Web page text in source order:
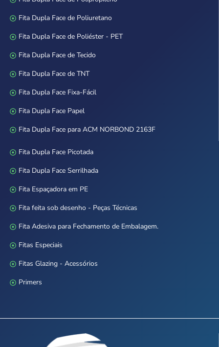
Fita Dupla Face de Poliuretano
Fita Dupla Face de Poliéster - PET
Fita Dupla Face de Tecido
Fita Dupla Face de TNT
Fita Dupla Face Fixa-Fácil
Fita Dupla Face Papel
Fita Dupla Face para ACM NORBOND 2163F
Fita Dupla Face Picotada
Fita Dupla Face Serrilhada
Fita Espaçadora em PE
Fita feita sob desenho - Peças Técnicas
Fita Adesiva para Fechamento de Embalagem.
Fitas Especiais
Fitas Glazing - Acessórios
Primers